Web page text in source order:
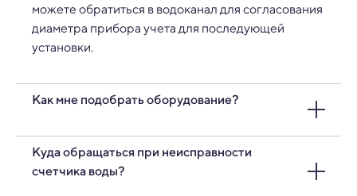
можете обратиться в водоканал для согласования
диаметра прибора учета для последующей
установки.
Как мне подобрать оборудование?
Мы не рекомендуем самостоятельно заниматься
подбором необходимого оборудования. Для того,
Куда обращаться при неисправности
счетчика воды?